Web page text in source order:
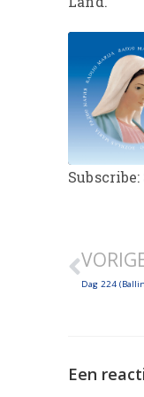
Subscribe:
Dag 224
Een